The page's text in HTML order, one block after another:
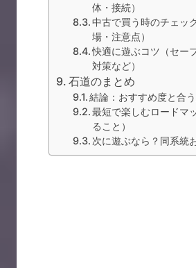
体・接続）
中古で買う時のチェッ
場・注意点）
快適に遊ぶコツ（セー
対策など）
石道のまとめ
結論：おすすめ度と合
最短で楽しむロードマ
ること）
次に遊ぶなら？同系統